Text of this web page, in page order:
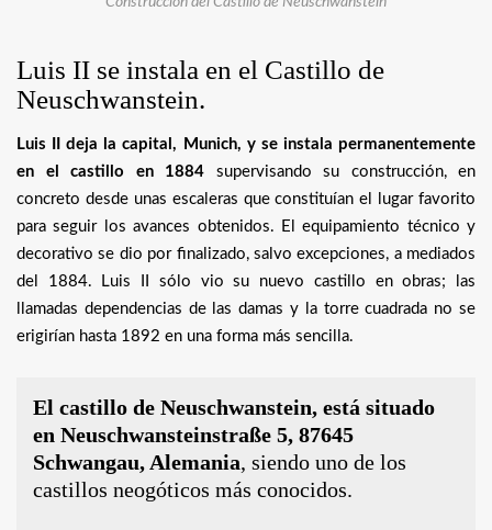
Luis II se instala en el Castillo de
Neuschwanstein.
Luis II deja la capital, Munich, y se instala permanentemente
en el castillo en 1884 supervisando su construcción, en
concreto desde unas escaleras que constituían el lugar favorito
para seguir los avances obtenidos. El equipamiento técnico y
decorativo se dio por finalizado, salvo excepciones, a mediados
del 1884. Luis II sólo vio su nuevo castillo en obras; las
llamadas dependencias de las damas y la torre cuadrada no se
erigirían hasta 1892 en una forma más sencilla.
El castillo de Neuschwanstein, está situado
en Neuschwansteinstraße 5, 87645
Schwangau, Alemania, siendo uno de los
castillos neogóticos más conocidos.